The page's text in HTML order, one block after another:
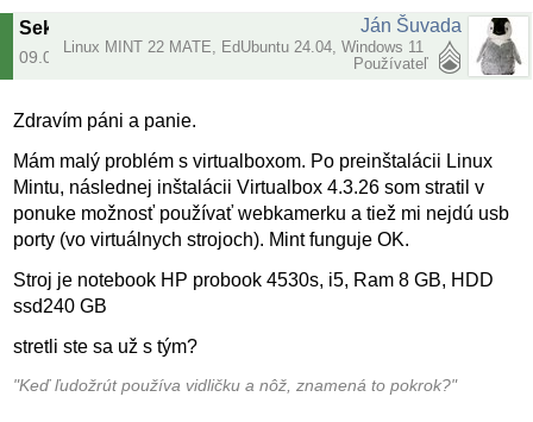
Sekcia
09.04.2015 | 10:02
Ján Šuvada
Linux MINT 22 MATE, EdUbuntu 24.04, Windows 11
Používateľ
Zdravím páni a panie.
Mám malý problém s virtualboxom. Po preinštalácii Linux
Mintu, následnej inštalácii Virtualbox 4.3.26 som stratil v
ponuke možnosť používať webkamerku a tiež mi nejdú usb
porty (vo virtuálnych strojoch). Mint funguje OK.
Stroj je notebook HP probook 4530s, i5, Ram 8 GB, HDD
ssd240 GB
stretli ste sa už s tým?
"Keď ľudožrút používa vidličku a nôž, znamená to pokrok?"